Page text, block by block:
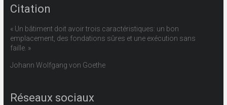
Citation
« Un bâtiment doit avoir trois caractéristiques: un bon
emplacement, des fondations sûres et une exécution sans
faille. »
Johann Wolfgang von Goethe
Réseaux sociaux